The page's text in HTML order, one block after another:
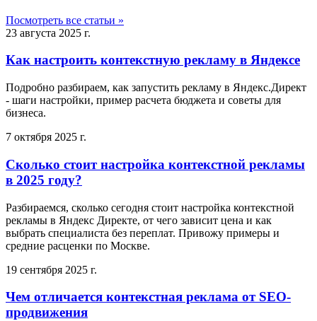
Посмотреть все статьи »
23 августа 2025 г.
Как настроить контекстную рекламу в Яндексе
Подробно разбираем, как запустить рекламу в Яндекс.Директ
- шаги настройки, пример расчета бюджета и советы для
бизнеса.
7 октября 2025 г.
Сколько стоит настройка контекстной рекламы
в 2025 году?
Разбираемся, сколько сегодня стоит настройка контекстной
рекламы в Яндекс Директе, от чего зависит цена и как
выбрать специалиста без переплат. Привожу примеры и
средние расценки по Москве.
19 сентября 2025 г.
Чем отличается контекстная реклама от SEO-
продвижения